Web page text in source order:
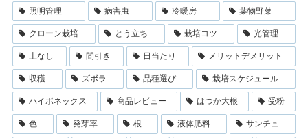
照明管理 病害虫 冷暖房 葉物野菜
クローン栽培 とう立ち 栽培コツ 光管理
土なし 間引き 日当たり メリットデメリット
収穫 ズボラ 品種選び 栽培スケジュール
ハイポネックス 商品レビュー はつか大根 受粉
色 発芽率 根 液体肥料 サンチュ